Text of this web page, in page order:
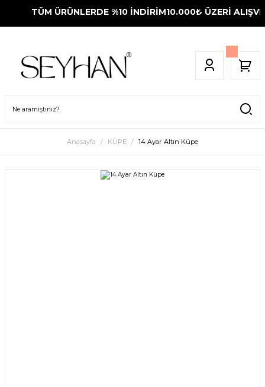
TÜM ÜRÜNLERDE %10 İNDİRİM10.000₺ ÜZERİ
Anasayfa KÜPE 14 Ayar Altın Küpe